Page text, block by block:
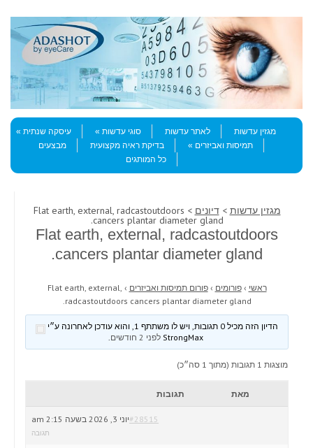
Menu
Skip to content
מגזין עדשות
לאתר עדשות סוגי עדשות
עיסקה שנתית
תמיסות ואביזרים
בדיקת ראיה מקצועית
מבצעים
כל המותגים
מגזין עדשות >דיונים > Flat earth, external, radcastoutdoors
cancers plantar diameter gland.
Flat earth, external, radcastoutdoors
cancers plantar diameter gland.
ראשי › פורומים › פורום תמיסות ואביזרים ›
Flat earth, external,
radcastoutdoors cancers plantar diameter gland.
הדיון הזה מכיל 0 תגובות, ויש לו משתתף 1, והוא עודכן לאחרונה ע״י
לפני 2 חודשים .
מוצגות 1 תגובות (מתוך 1 סה״כ)
מאת תגובות
יוני 3, 2026 בשעה 2:15 am#28515
תגובה